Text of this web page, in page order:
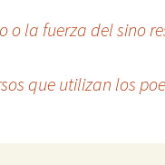
o la fuerza del sino
que utilizan los